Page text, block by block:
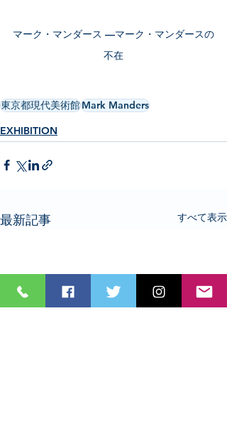
マーク・マンダース —マーク・マンダースの
不在
東京都現代美術館Mark Manders
EXHIBITION
最新記事 すべて表示